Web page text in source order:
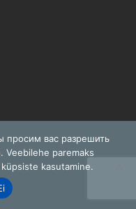
просим вас разрешить
Veebilehe paremaks
kasutamine.